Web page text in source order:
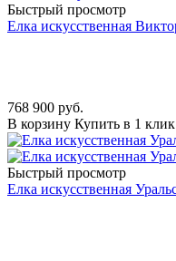
Быстрый просмотр
Елка искусственная
768 900 руб.
В корзину Купить в 1 клик
Быстрый просмотр
Елка искусственная